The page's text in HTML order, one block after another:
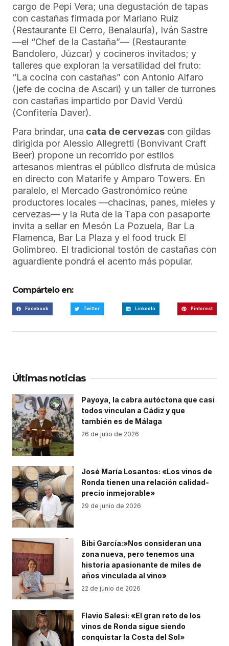
cargo de Pepi Vera; una degustación de tapas
con castañas firmada por Mariano Ruiz
(Restaurante El Cerro, Benalauría), Iván Sastre
—el “Chef de la Castaña”— (Restaurante
Bandolero, Júzcar) y cocineros invitados; y
talleres que exploran la versatilidad del fruto:
“La cocina con castañas” con Antonio Alfaro
(jefe de cocina de Ascari) y un taller de turrones
con castañas impartido por David Verdú
(Confitería Daver).
Para brindar, una cata de cervezas con gildas
dirigida por Alessio Allegretti (Bonvivant Craft
Beer) propone un recorrido por estilos
artesanos mientras el público disfruta de música
en directo con Matarife y Amparo Towers. En
paralelo, el Mercado Gastronómico reúne
productores locales —chacinas, panes, mieles y
cervezas— y la Ruta de la Tapa con pasaporte
invita a sellar en Mesón La Pozuela, Bar La
Flamenca, Bar La Plaza y el food truck El
Golimbreo. El tradicional tostón de castañas con
aguardiente pondrá el acento más popular.
Compártelo en:
Facebook Twitter LinkedIn Pinterest
Últimas noticias
Payoya, la cabra autóctona que casi
todos vinculan a Cádiz y que
también es de Málaga
26 de julio de 2026
José María Losantos: «Los vinos de
Ronda tienen una relación calidad-
precio inmejorable»
29 de junio de 2026
Bibi García:»Nos consideran una
zona nueva, pero tenemos una
historia apasionante de miles de
años vinculada al vino»
22 de junio de 2026
Flavio Salesi: «El gran reto de los
vinos de Ronda sigue siendo
conquistar la Costa del Sol»